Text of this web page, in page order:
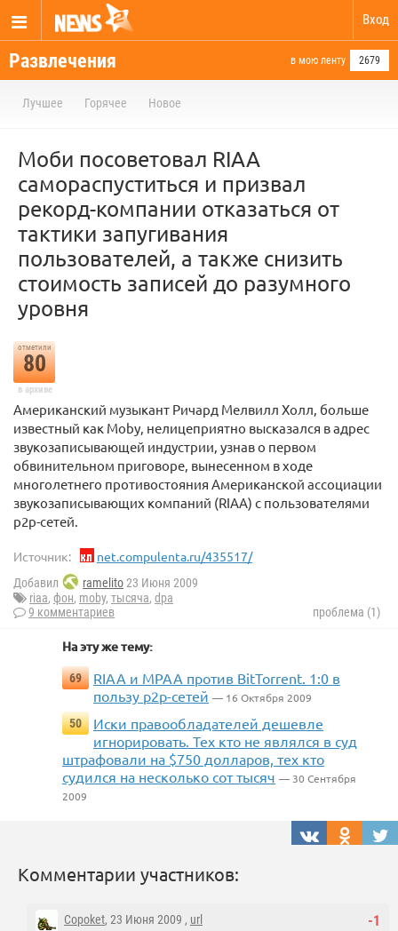
Вход
Развлечения в мою ленту 2679
Лучшее Горячее Новое
Моби посоветовал RIAA
самораспуститься и призвал
рекорд-компании отказаться от
тактики запугивания
пользователей, а также снизить
стоимость записей до разумного
уровня
отметили
80
в архиве
Американский музыкант Ричард Мелвилл Холл, больше
известный как Moby, нелицеприятно высказался в адрес
звукозаписывающей индустрии, узнав о первом
обвинительном приговоре, вынесенном в ходе
многолетнего противостояния Американской ассоциации
звукозаписывающих компаний (RIAA) с пользователями
p2p-сетей.
Источник: net.compulenta.ru/435517/
Добавил ramelito23 Июня 2009
riaa, фон, moby, тысяча, dpa
9 комментариев
проблема (1)
На эту же тему:
69
RIAA и MPAA против BitTorrent. 1:0 в
пользу p2p-сетей — 16 Октября 2009
50
Иски правообладателей дешевле
игнорировать. Тех кто не являлся в суд
штрафовали на $750 долларов, тех кто
судился на несколько сот тысяч — 30 Сентября
2009
Комментарии участников:
-1
Copoket, 23 Июня 2009 , url